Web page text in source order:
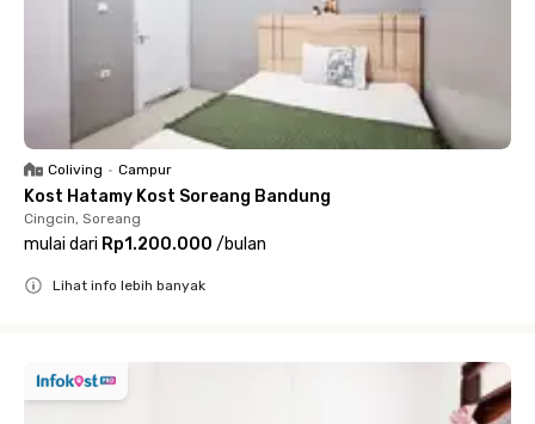
Coliving • Campur
Kost Hatamy Kost Soreang Bandung
Cingcin, Soreang
mulai dari Rp1.200.000 /bulan
Lihat info lebih banyak